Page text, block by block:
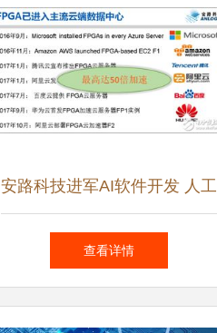
安路科技进军AI软件开发 人工
智能领域再添生力军
查看详情